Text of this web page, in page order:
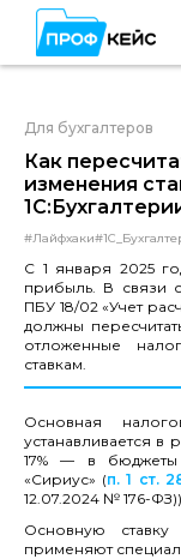
Для бухгалтеров
Как
изменения
#Лайфхаки
С 1 января 2025
прибыль. В связи
ПБУ 18/02 «Учет
должны
отложенные
ставкам.
Основная
устанавливается
17% — в бюджеты
«Сириус» (п. 1 ст.
12.07.2024 № 176-
Основную
применяют